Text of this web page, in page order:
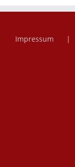
Impressum